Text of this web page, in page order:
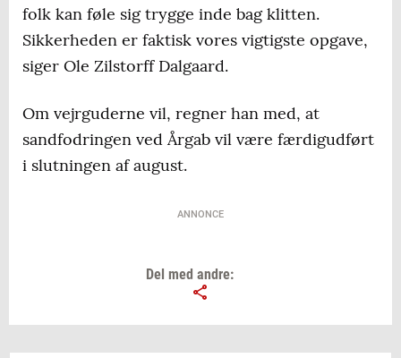
folk kan føle sig trygge inde bag klitten.
Sikkerheden er faktisk vores vigtigste opgave,
siger Ole Zilstorff Dalgaard.
Om vejrguderne vil, regner han med, at
sandfodringen ved Årgab vil være færdigudført
i slutningen af august.
ANNONCE
Del med andre: